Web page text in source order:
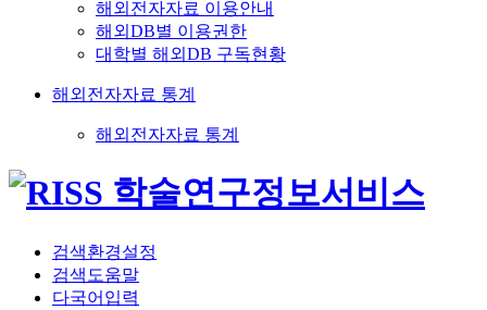
해외전자자료 이용안내
해외DB별 이용권한
대학별 해외DB 구독현황
해외전자자료 통계
해외전자자료 통계
검색환경설정
검색도움말
다국어입력